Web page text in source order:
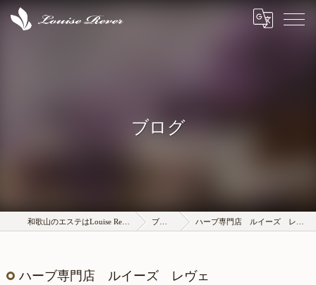
ブログ
和歌山のエステはLouise Rever ブログ ハーブ専門店 ルイーズ レヴェ
ハーブ専門店 ルイーズ レヴェ